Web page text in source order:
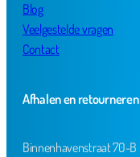
Blog
Veelgestelde vragen
Contact
Afhalen en retourneren
Binnenhavenstraat 70-B